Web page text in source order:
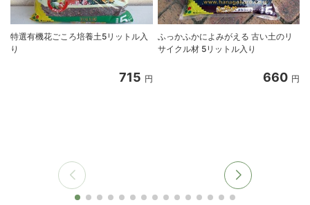
特選有機花ごころ培養土5リットル入
り
715 円
ふっかふかによみがえる 古い土のリ
サイクル材 5リットル入り
660 円